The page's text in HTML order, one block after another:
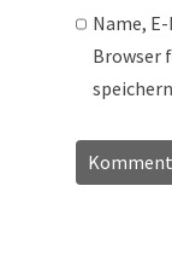
Name,
Browser